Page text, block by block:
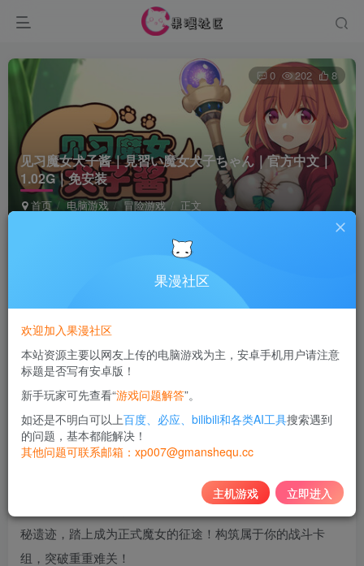
见习魔女犬子酱｜見習い魔女犬子ちゃん｜官方中文｜
1.02G｜免安装
首页 电脑游戏 冒险游戏 正文
0 202 8
此内容为付费资源，请付费后查看
10
黄金会员免费
在这款卡牌战斗Rogue-lite RPG中，与主角犬子一起挑战神
秘遗迹，踏上成为正式魔女的征途！构筑属于你的战斗卡
组，突破重重难关！
果漫社区
欢迎加入果漫社区
本站资源主要以网友上传的电脑游戏为主，安卓手机用户请注意
标题是否写有安卓版！
新手玩家可先查看“游戏问题解答”。
如还是不明白可以上百度、必应、bilibili和各类AI工具搜索遇到
的问题，基本都能解决！
其他问题可联系邮箱：xp007@gmanshequ.cc
主机游戏 立即进入